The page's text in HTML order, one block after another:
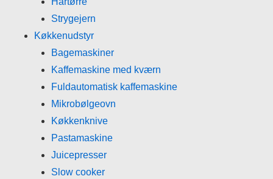
Strygejern
Køkkenudstyr
Bagemaskiner
Kaffemaskine med kværn
Fuldautomatisk kaffemaskine
Mikrobølgeovn
Køkkenknive
Pastamaskine
Juicepresser
Slow cooker